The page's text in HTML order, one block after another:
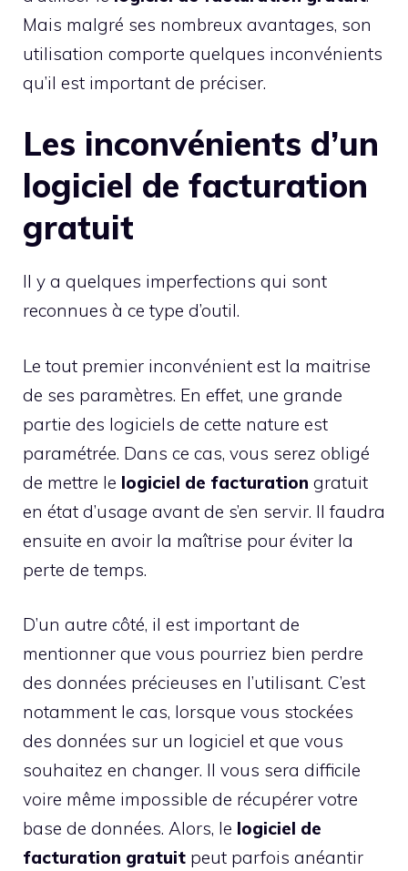
Mais malgré ses nombreux avantages, son
utilisation comporte quelques inconvénients
qu’il est important de préciser.
Les inconvénients d’un
logiciel de facturation
gratuit
Il y a quelques imperfections qui sont
reconnues à ce type d’outil.
Le tout premier inconvénient est la maitrise
de ses paramètres. En effet, une grande
partie des logiciels de cette nature est
paramétrée. Dans ce cas, vous serez obligé
de mettre le logiciel de facturation gratuit
en état d’usage avant de s’en servir. Il faudra
ensuite en avoir la maîtrise pour éviter la
perte de temps.
D’un autre côté, il est important de
mentionner que vous pourriez bien perdre
des données précieuses en l’utilisant. C’est
notamment le cas, lorsque vous stockées
des données sur un logiciel et que vous
souhaitez en changer. Il vous sera difficile
voire même impossible de récupérer votre
base de données. Alors, le logiciel de
facturation gratuit peut parfois anéantir